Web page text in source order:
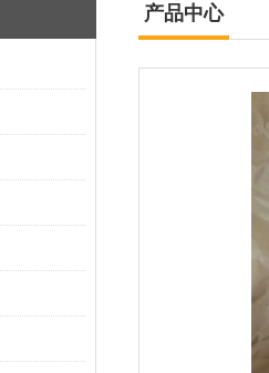
产品中心